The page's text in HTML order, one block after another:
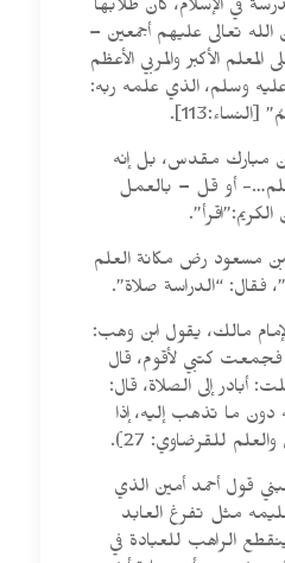
في الإسلام، كان طلابها
تعالى عليهم أجمعين –
الأكبر والمربي الأعظم
وسلم، الذي علمه ربه:
مبارك مقدس، بل إنه
أو قل – بالعمل
مسعود رض مكانة العلم
فقال: “الدراسة صلاة”.
مالك، يقول ابن وهب:
كتبي لأقوم، قال
أبادر إلى الصلاة، قال:
ما تذهب إليه، إذا
للقرضاوي: 27).
قول أحمد أمين الذي
مثل تفرغ العابد
الراهب للعبادة في